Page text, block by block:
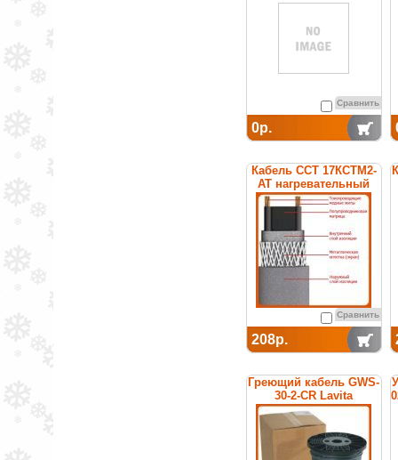
Сравнить
0р.
Кабель ССТ 17КСТМ2-
АТ нагревательный
саморегулирующийся
Сравнить
208р.
Греющий кабель GWS-
30-2-CR Lavita